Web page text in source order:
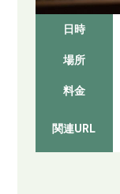
日時
場所
料金
関連URL